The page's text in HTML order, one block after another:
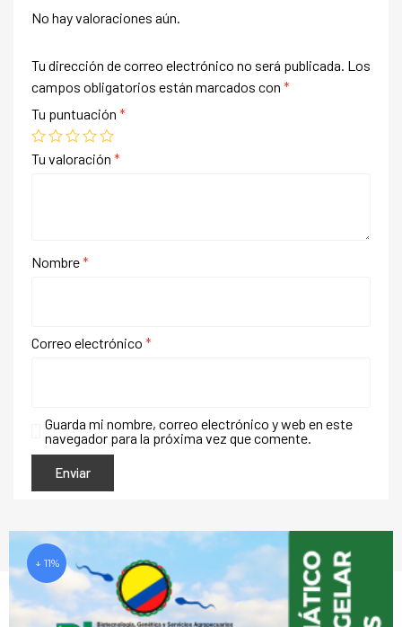
No hay valoraciones aún.
Tu dirección de correo electrónico no será publicada. Los
campos obligatorios están marcados con *
Tu puntuación *
Tu valoración *
Nombre*
Correo electrónico *
Guarda mi nombre, correo electrónico y web en este
navegador para la próxima vez que comente.
↓ 11%